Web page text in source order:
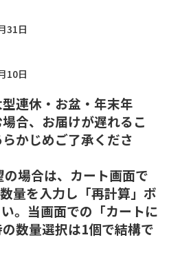
31日
10日
連休・お盆・年末年
合、お届けが遅れるこ
かじめご了承くださ
場合は、カート画面で
量を入力し「再計算」ボ
。当画面での「カートに
数量選択は1個で結構で